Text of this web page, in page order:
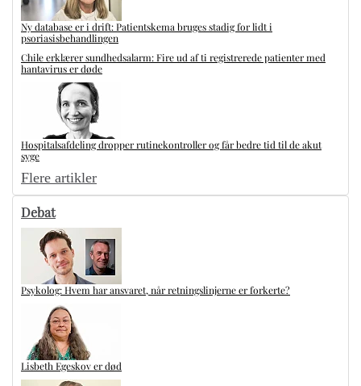
Ny database er i drift: Patientskema bruges stadig for lidt i
psoriasisbehandlingen
Chile erklærer sundhedsalarm: Fire ud af ti registrerede patienter med
hantavirus er døde
Hospitalsafdeling dropper rutinekontroller og får bedre tid til de akut
syge
Flere artikler
Debat
Psykolog: Hvem har ansvaret, når retningslinjerne er forkerte?
Lisbeth Egeskov er død